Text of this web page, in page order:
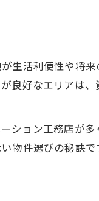
生活利便性や将
良好なエリアは
ション工務店が
物件選びの秘訣で